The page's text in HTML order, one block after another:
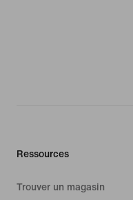
Ressources
Trouver un magasin